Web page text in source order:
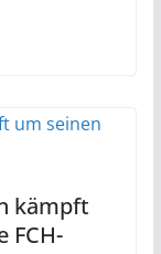
kämpft
FCH-